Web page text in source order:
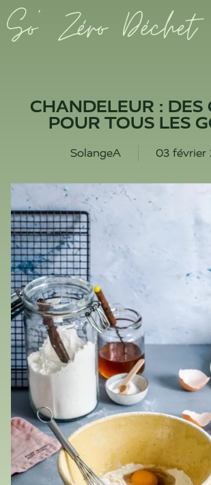
CHANDELEUR : DES
POUR TOUS LES
SolangeA 03 février